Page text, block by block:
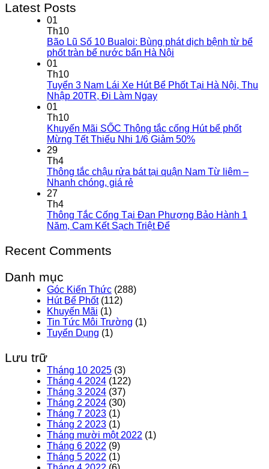
Latest Posts
01
Th10
Bão Lũ Số 10 Bualoi: Bùng phát dịch bệnh từ bể
phốt tràn bể nước bẩn Hà Nội
01
Th10
Tuyển 3 Nam Lái Xe Hút Bể Phốt Tại Hà Nội, Thu
Nhập 20TR, Đi Làm Ngay
01
Th10
Khuyến Mãi SỐC Thông tắc cống Hút bể phốt
Mừng Tết Thiếu Nhi 1/6 Giảm 50%
29
Th4
Thông tắc chậu rửa bát tại quận Nam Từ liêm –
Nhanh chóng, giá rẻ
27
Th4
Thông Tắc Cống Tại Đan Phượng Bảo Hành 1
Năm, Cam Kết Sạch Triệt Để
Recent Comments
Danh mục
Góc Kiến Thức (288)
Hút Bể Phốt(112)
Khuyến Mãi (1)
Tin Tức Môi Trường (1)
Tuyển Dụng (1)
Lưu trữ
Tháng 10 2025 (3)
Tháng 4 2024 (122)
Tháng 3 2024 (37)
Tháng 2 2024 (30)
Tháng 7 2023 (1)
Tháng 2 2023 (1)
Tháng mười một 2022 (1)
Tháng 6 2022 (9)
Tháng 5 2022 (1)